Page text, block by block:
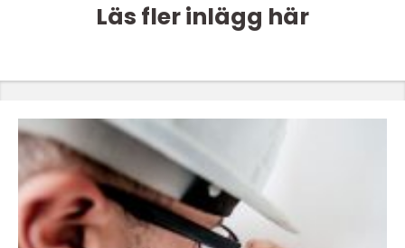
Läs fler inlägg här